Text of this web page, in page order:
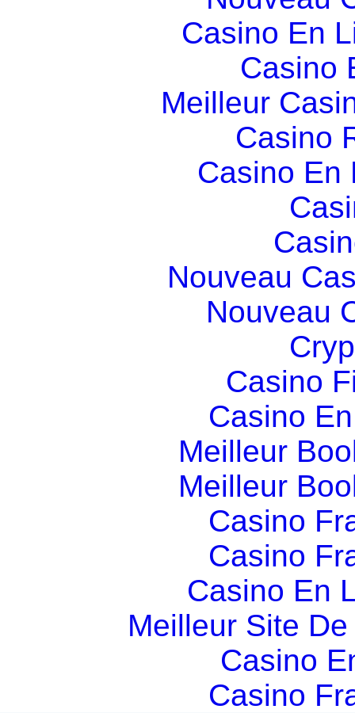
Casino En
Casino
Meilleur
Casino
Casino En
Nouveau
Nouveau
Casino
Casino
Meilleur
Meilleur
Casino
Casino
Casino En
Meilleur Site
Casino
Casino